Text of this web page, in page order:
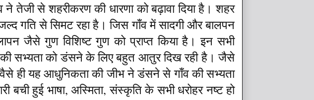
से शहरीकरण की धारणा को बढ़ावा दिया है। शहर
से सिमट रहा है। जिस गाँव में सादगी और बालपन
जैसे गुण विशिष्ट गुण को प्राप्त किया है। इन सभी
की सभ्यता को डंसने के लिए बहुत आतुर दिख रही है। जैसे
ही यह आधुनिकता की जीभ ने डंसने से गाँव की सभ्यता
बची हुई भाषा, अस्मिता, संस्कृति के सभी धरोहर नष्ट हो